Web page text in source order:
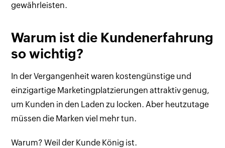
gewährleisten.
Warum ist die Kundenerfahrung
so wichtig?
In der Vergangenheit waren kostengünstige und
einzigartige Marketingplatzierungen attraktiv genug,
um Kunden in den Laden zu locken. Aber heutzutage
müssen die Marken viel mehr tun.
Warum? Weil der Kunde König ist.